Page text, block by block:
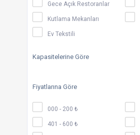
Gece Açık Restoranlar
Kutlama Mekanları
Ev Tekstili
Kapasitelerine Göre
Fiyatlarına Göre
000 - 200 ₺
401 - 600 ₺